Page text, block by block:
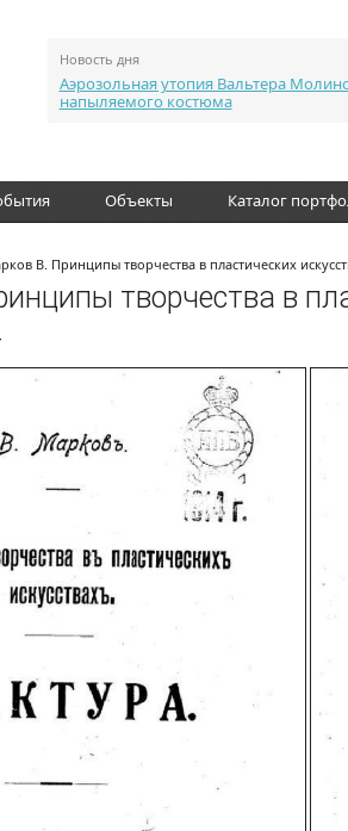
Новость дня
Аэрозольная утопия Вальтера
напыляемого костюма
Объекты Каталог
В. Принципы творчества в пластических
творчества в